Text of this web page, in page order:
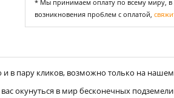
* Мы принимаем оплату по всему миру, в
возникновения проблем с оплатой,
в пару кликов, возможно только на
окунуться в мир бесконечных